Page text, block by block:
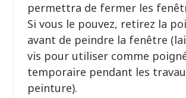
permettra de fermer les
Si vous le pouvez, retirez la
avant de peindre la fenêtre
vis pour utiliser comme
temporaire pendant les
peinture).